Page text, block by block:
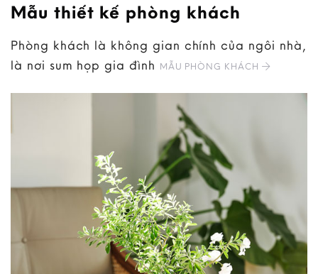
Mẫu thiết kế phòng khách
Phòng khách là không gian chính của ngôi nhà,
là nơi sum họp gia đình MẪU PHÒNG KHÁCH